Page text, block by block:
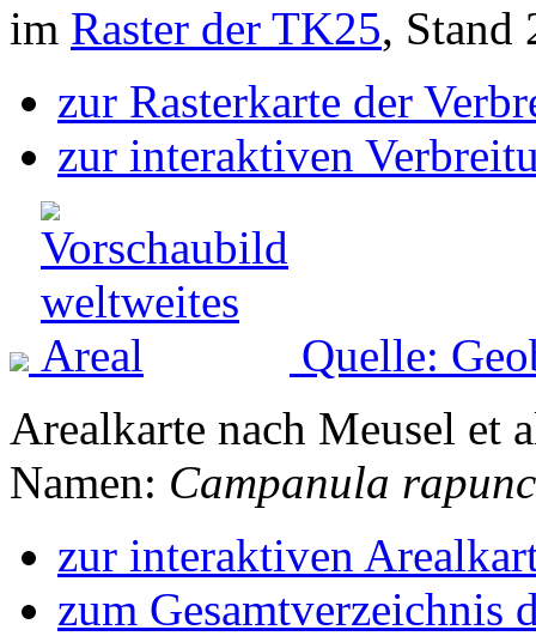
im Raster der TK25, Stand
zur Rasterkarte der
zur interaktiven
Quelle:
Arealkarte nach Meusel et
Namen: Campanula
zur interaktiven
zum Gesamtverzeichnis